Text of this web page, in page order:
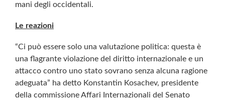
mani degli occidentali.
Le reazioni
“Ci può essere solo una valutazione politica: questa è
una flagrante violazione del diritto internazionale e un
attacco contro uno stato sovrano senza alcuna ragione
adeguata” ha detto Konstantin Kosachev, presidente
della commissione Affari Internazionali del Senato